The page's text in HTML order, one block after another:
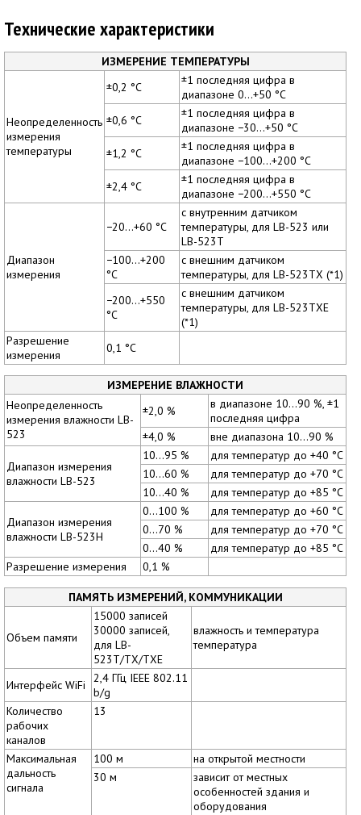
Технические характеристики
ИЗМЕРЕНИЕ ТЕМПЕРАТУРЫ
Неопределенность
измерения
температуры
±0,2 °C
±1 последняя цифра в
диапазоне 0...+50 °C
±0,6 °C
±1 последняя цифра в
диапазоне −30...+50 °C
±1,2 °C
±1 последняя цифра в
диапазоне −100...+200 °C
±2,4 °C
±1 последняя цифра в
диапазоне −200...+550 °C
Диапазон
измерения
−20...+60 °C
с внутренним датчиком
температуры, для LB-523 или
LB-523T
−100...+200
°C
с внешним датчиком
температуры, для LB-523TX (*1)
−200...+550
°C
с внешним датчиком
температуры, для LB-523TXE
(*1)
Разрешение
измерения
0,1 °C
ИЗМЕРЕНИЕ ВЛАЖНОСТИ
Неопределенность
измерения влажности LB-
523
±2,0 %
в диапазоне 10...90 %, ±1
последняя цифра
±4,0 %
вне диапазона 10...90 %
Диапазон измерения
влажности LB-523
10...95 %
для температур до +40 °C
10...60 %
для температур до +70 °C
10...40 %
для температур до +85 °C
Диапазон измерения
влажности LB-523H
0...100 %
для температур до +60 °C
0...70 %
для температур до +70 °C
0...40 %
для температур до +85 °C
Разрешение измерения
0,1 %
ПАМЯТЬ ИЗМЕРЕНИЙ, КОММУНИКАЦИИ
Объем памяти
15000 записей
30000 записей,
для LB-
523T/TX/TXE
влажность и температура
температура
Интерфейс WiFi
2,4 ГГц IEEE 802.11
b/g
Количество
рабочих
каналов
13
Максимальная
дальность
сигнала
100 м
на открытой местности
30 м
зависит от местных
особенностей здания и
оборудования